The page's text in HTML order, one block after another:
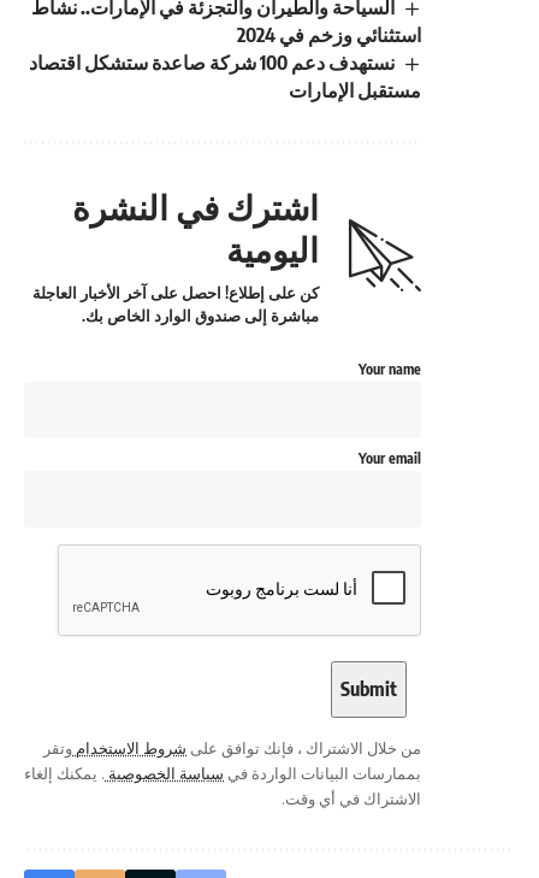
السياحة والطيران والتجزئة في الإمارات.. نشاط
استثنائي وزخم في 2024
نستهدف دعم 100 شركة صاعدة ستشكل اقتصاد
مستقبل الإمارات
اشترك في النشرة
اليومية
كن على إطلاع! احصل على آخر الأخبار العاجلة
مباشرة إلى صندوق الوارد الخاص بك.
Your name
Your email
من خلال الاشتراك ، فإنك توافق على شروط الاستخدام وتقر
بممارسات البيانات الواردة في سياسة الخصوصية . يمكنك إلغاء
الاشتراك في أي وقت.